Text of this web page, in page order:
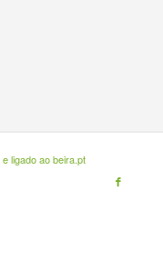
e ligado aobeira.pt